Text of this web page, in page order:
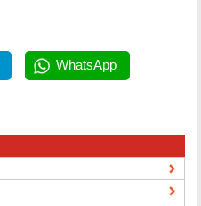
WhatsApp